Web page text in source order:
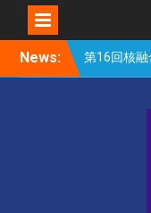
News:
第16回核
合講演会（
村、Lee、
楽しい理科
市立松森
第16回核
合講演会若